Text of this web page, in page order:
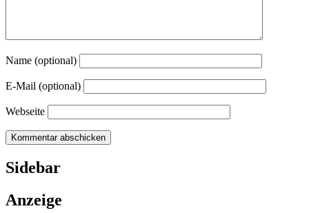
Name (optional)
E-Mail (optional)
Webseite
Sidebar
Anzeige